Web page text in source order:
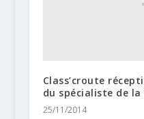
Class’croute
du spécialiste de
25/11/2014